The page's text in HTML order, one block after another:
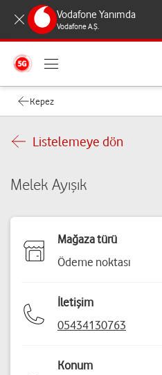
Vodafone Yanımda
Vodafone A.Ş.
Kepez
Listelemeye dön
Melek Ayışık
Mağaza türü
Ödeme noktası
İletişim
05434130763
Konum